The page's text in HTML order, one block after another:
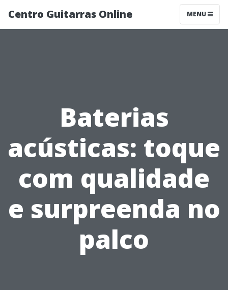
Centro Guitarras Online MENU
Baterias
acústicas: toque
com qualidade
e surpreenda no
palco